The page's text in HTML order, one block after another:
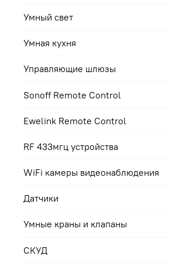
Умный свет
Умная кухня
Управляющие шлюзы
Sonoff Remote Control
Ewelink Remote Control
RF 433мгц устройства
WiFi камеры видеонаблюдения
Датчики
Умные краны и клапаны
СКУД